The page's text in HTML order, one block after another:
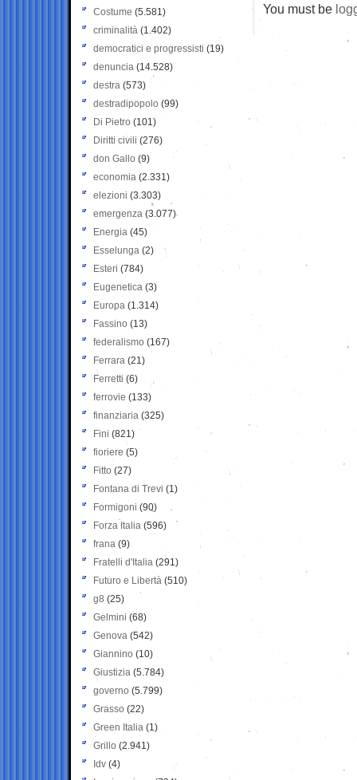
You must be
Costume (5.581)
criminalità (1.402)
democratici e progressisti (19)
denuncia (14.528)
destra (573)
destradipopolo (99)
Di Pietro (101)
Diritti civili (276)
don Gallo (9)
economia (2.331)
elezioni (3.303)
emergenza (3.077)
Energia (45)
Esselunga (2)
Esteri (784)
Eugenetica (3)
Europa (1.314)
Fassino (13)
federalismo (167)
Ferrara (21)
Ferretti (6)
ferrovie (133)
finanziaria (325)
Fini (821)
fioriere (5)
Fitto (27)
Fontana di Trevi (1)
Formigoni (90)
Forza Italia (596)
frana (9)
Fratelli d'Italia (291)
Futuro e Libertà (510)
g8 (25)
Gelmini (68)
Genova (542)
Giannino (10)
Giustizia (5.784)
governo (5.799)
Grasso (22)
Green Italia (1)
Grillo (2.941)
Idv (4)